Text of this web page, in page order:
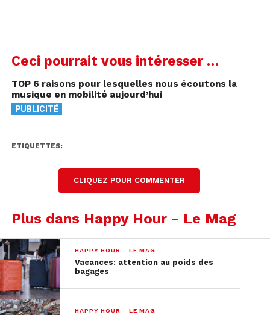
Ceci pourrait vous intéresser …
TOP 6 raisons pour lesquelles nous écoutons la
musique en mobilité aujourd’hui
PUBLICITÉ
ETIQUETTES:
CLIQUEZ POUR COMMENTER
Plus dans Happy Hour - Le Mag
HAPPY HOUR - LE MAG
Vacances: attention au poids des
bagages
HAPPY HOUR - LE MAG